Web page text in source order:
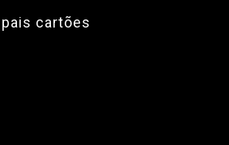
cartões